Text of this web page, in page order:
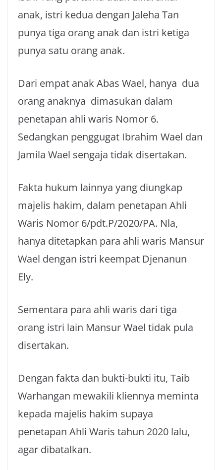
anak, istri kedua dengan Jaleha Tan
punya tiga orang anak dan istri ketiga
punya satu orang anak.
Dari empat anak Abas Wael, hanya dua
orang anaknya dimasukan dalam
penetapan ahli waris Nomor 6.
Sedangkan penggugat Ibrahim Wael dan
Jamila Wael sengaja tidak disertakan.
Fakta hukum lainnya yang diungkap
majelis hakim, dalam penetapan Ahli
Waris Nomor 6/pdt.P/2020/PA. Nla,
hanya ditetapkan para ahli waris Mansur
Wael dengan istri keempat Djenanun
Ely.
Sementara para ahli waris dari tiga
orang istri lain Mansur Wael tidak pula
disertakan.
Dengan fakta dan bukti-bukti itu, Taib
Warhangan mewakili kliennya meminta
kepada majelis hakim supaya
penetapan Ahli Waris tahun 2020 lalu,
agar dibatalkan.